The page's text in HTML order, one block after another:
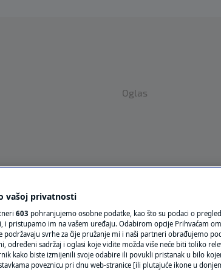
Oglas
VRIJEME
N1 TEME
REGIJA
vašoj privatnosti
603 pohranjujemo osobne podatke, kao što su podaci o
i pristupamo im na vašem uređaju. Odabirom opcije Prihvaćam
podržavaju svrhe za čije pružanje mi i naši partneri obrađujemo
određeni sadržaj i oglasi koje vidite možda više neće biti toliko
kako biste izmijenili svoje odabire ili povukli pristanak u bilo
poveznicu pri dnu web-stranice [ili plutajuće ikone u